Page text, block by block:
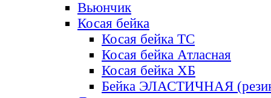
Вьюнчик
Косая бейка
Косая бейка ТС
Косая бейка Атласная
Косая бейка ХБ
Бейка ЭЛАСТИЧНАЯ